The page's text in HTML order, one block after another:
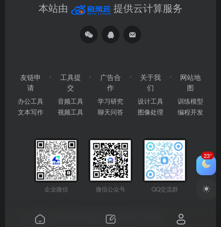
本站由 提供云计算服务
友链申
请
办公工具
文本写作
工具提
交
音频工具
视频工具
广告合
作
学习研究
聊天问答
关于我
们
设计工具
图像处理
网站地
图
训练模型
编程开发
企业微信 微信公众号 QQ交流群
Copyright © 2026 粤ICP备2024177666号
23°